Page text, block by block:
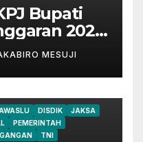
Bupati
2025
MESUJI
DISDIK
JAKSA
PEMERINTAH
TNI